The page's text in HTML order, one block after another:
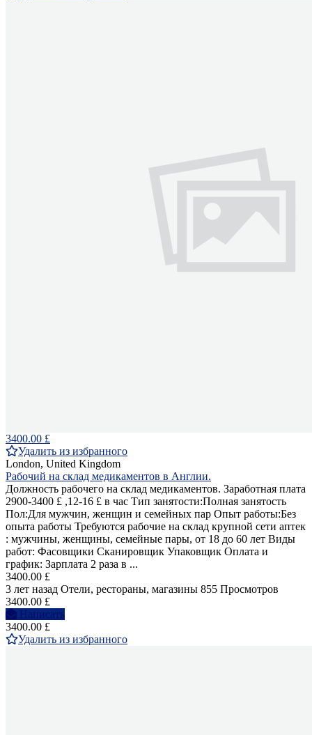
3400.00 £
Удалить из избранного
London, United Kingdom
Рабочий на склад медикаментов в Англии.
Должность рабочего на склад медикаментов. Заработная плата
2900-3400 £ ,12-16 £ в час Тип занятости:Полная занятость
Пол:Для мужчин, женщин и семейных пар Опыт работы:Без
опыта работы Требуются рабочие на склад крупной сети аптек
: мужчины, женщины, семейные пары, от 18 до 60 лет Виды
работ: Фасовщики Сканировщик Упаковщик Оплата и
график: Зарплата 2 раза в ...
3400.00 £
3 лет назад Отели, рестораны, магазины 855 Просмотров
3400.00 £
Написать
3400.00 £
Удалить из избранного